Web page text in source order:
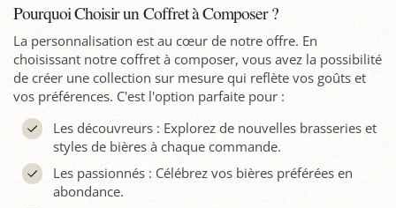
Pourquoi Choisir un Coffret à Composer ?
La personnalisation est au cœur de notre offre. En
choisissant notre coffret à composer, vous avez la possibilité
de créer une collection sur mesure qui reflète vos goûts et
vos préférences. C'est l'option parfaite pour :
Les découvreurs : Explorez de nouvelles brasseries et
styles de bières à chaque commande.
Les passionnés : Célébrez vos bières préférées en
abondance.